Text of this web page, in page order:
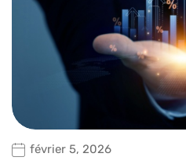
février 5, 2026